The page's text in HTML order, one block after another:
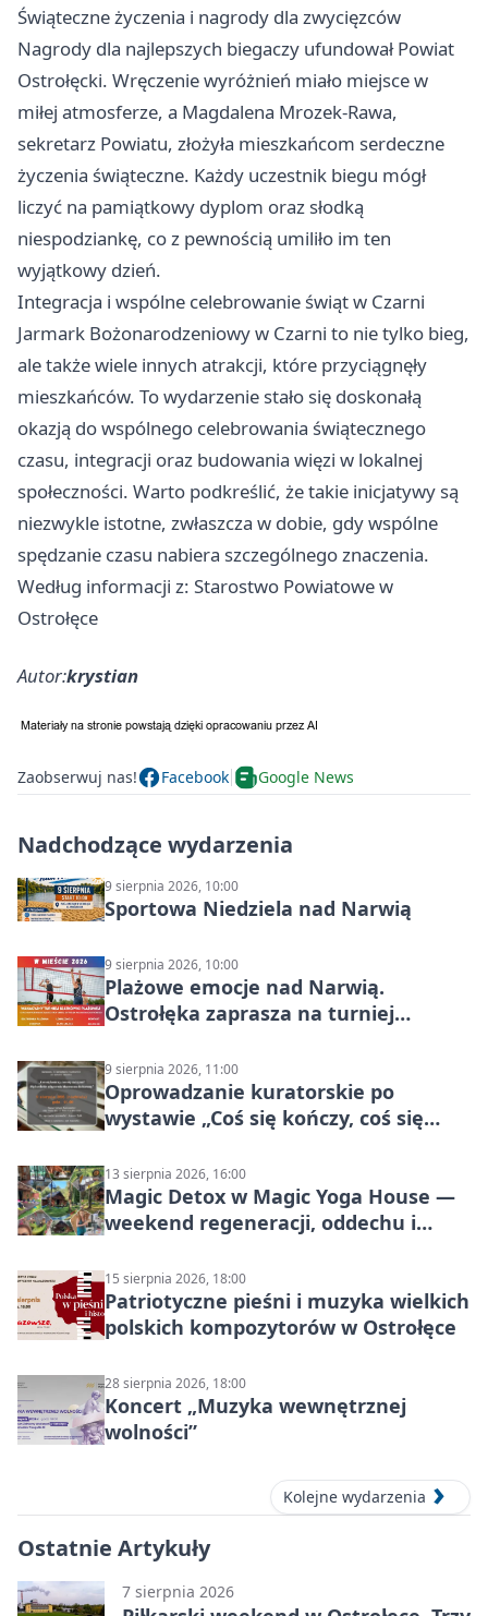
Świąteczne życzenia i nagrody dla zwycięzców
Nagrody dla najlepszych biegaczy ufundował Powiat
Ostrołęcki. Wręczenie wyróżnień miało miejsce w
miłej atmosferze, a Magdalena Mrozek-Rawa,
sekretarz Powiatu, złożyła mieszkańcom serdeczne
życzenia świąteczne. Każdy uczestnik biegu mógł
liczyć na pamiątkowy dyplom oraz słodką
niespodziankę, co z pewnością umiliło im ten
wyjątkowy dzień.
Integracja i wspólne celebrowanie świąt w Czarni
Jarmark Bożonarodzeniowy w Czarni to nie tylko bieg,
ale także wiele innych atrakcji, które przyciągnęły
mieszkańców. To wydarzenie stało się doskonałą
okazją do wspólnego celebrowania świątecznego
czasu, integracji oraz budowania więzi w lokalnej
społeczności. Warto podkreślić, że takie inicjatywy są
niezwykle istotne, zwłaszcza w dobie, gdy wspólne
spędzanie czasu nabiera szczególnego znaczenia.
Według informacji z: Starostwo Powiatowe w
Ostrołęce
Autor:krystian
Zaobserwuj nas! Facebook Google News
Nadchodzące wydarzenia
9 sierpnia 2026, 10:00
Sportowa Niedziela nad Narwią
9 sierpnia 2026, 10:00
Plażowe emocje nad Narwią.
Ostrołęka zaprasza na turniej
9 sierpnia 2026, 11:00
Oprowadzanie kuratorskie po
wystawie „Coś się kończy, coś się
Mazowsza do Korony”
13 sierpnia 2026, 16:00
Magic Detox w Magic Yoga House —
weekend regeneracji, oddechu i
15 sierpnia 2026, 18:00
Patriotyczne pieśni i muzyka wielkich
polskich kompozytorów w Ostrołęce
28 sierpnia 2026, 18:00
Koncert „Muzyka wewnętrznej
wolności”
Kolejne wydarzenia
Ostatnie Artykuły
7 sierpnia 2026